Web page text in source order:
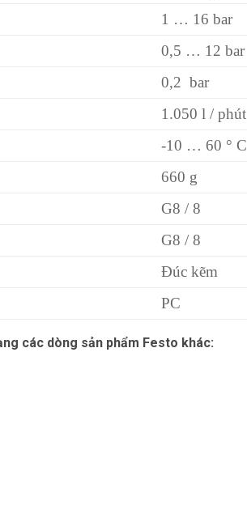
1 … 16 bar
0,5 … 12 bar
0,2 bar
1.050 l / phút
-10 … 60 ° C
660 g
G8 / 8
G8 / 8
Đúc kẽm
PC
các dòng sản phẩm Festo khác: